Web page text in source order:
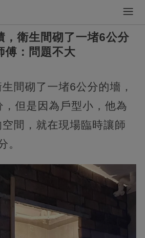
，衛生間砌了一堵6公分
傅：問題不大
間砌了一堵6公分的墻，
但是因為戶型小，他為
間，就在現場臨時讓師
。